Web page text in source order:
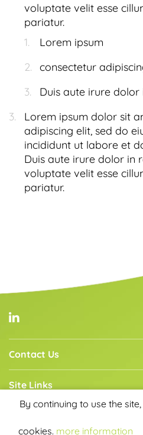
voluptate velit esse
pariatur.
Lorem ipsum
consectetur
Duis aute irure
Lorem ipsum dolor sit
adipiscing elit, sed do
incididunt ut labore et
Duis aute irure dolor in
voluptate velit esse
pariatur.
Contact Us
Site Links
By continuing to use the
cookies. more information